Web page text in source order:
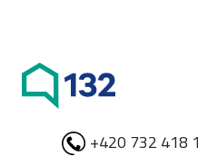
+420 732 418